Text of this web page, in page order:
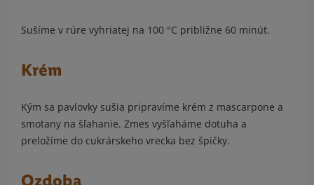
Sušíme v rúre vyhriatej na 100 °C približne 60 minút.
Krém
Kým sa pavlovky sušia pripravíme krém z mascarpone a
smotany na šľahanie. Zmes vyšľaháme dotuha a
preložíme do cukrárskeho vrecka bez špičky.